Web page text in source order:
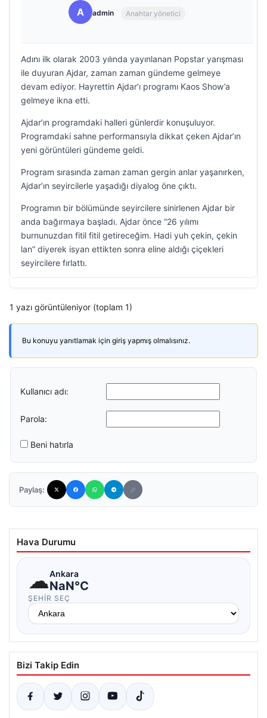
A admin Anahtar yönetici
Adını ilk olarak 2003 yılında yayınlanan Popstar yarışması
ile duyuran Ajdar, zaman zaman gündeme gelmeye
devam ediyor. Hayrettin Ajdar’ı programı Kaos Show’a
gelmeye ikna etti.
Ajdar’ın programdaki halleri günlerdir konuşuluyor.
Programdaki sahne performansıyla dikkat çeken Ajdar’ın
yeni görüntüleri gündeme geldi.
Program sırasında zaman zaman gergin anlar yaşanırken,
Ajdar’ın seyircilerle yaşadığı diyalog öne çıktı.
Programın bir bölümünde seyircilere sinirlenen Ajdar bir
anda bağırmaya başladı. Ajdar önce “26 yılımı
burnunuzdan fitil fitil getireceğim. Hadi yuh çekin, çekin
lan” diyerek isyan ettikten sonra eline aldığı çiçekleri
seyircilere fırlattı.
1 yazı görüntüleniyor (toplam 1)
Bu konuyu yanıtlamak için giriş yapmış olmalısınız.
Kullanıcı adı:
Parola:
Beni hatırla
Paylaş:
Hava Durumu
☁Ankara
NaN°C
ŞEHIR SEÇ
Bizi Takip Edin